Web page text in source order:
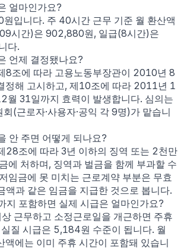
얼마인가요?
입니다. 주 40시간 근무 기준 월 환산액
시간)은 902,880원, 일급(8시간)은
다.
언제 결정됐나요?
8조에 따라 고용노동부장관이 2010년 8
정해 고시하고, 제10조에 따라 2011년 1
월 31일까지 효력이 발생합니다. 심의는
(근로자·사용자·공익 각 9명)가 맡습니
안 주면 어떻게 되나요?
28조에 따라 3년 이하의 징역 또는 2천만
에 처하며, 징역과 벌금을 함께 부과할 수
임금에 못 미치는 근로계약 부분은 무효
액과 같은 임금을 지급한 것으로 봅니다.
지 포함하면 실제 시급은 얼마인가요?
근무하고 소정근로일을 개근하면 주휴
질 시급은 5,184원 수준이 됩니다. 월
액에는 이미 주휴 시간이 포함돼 있습니